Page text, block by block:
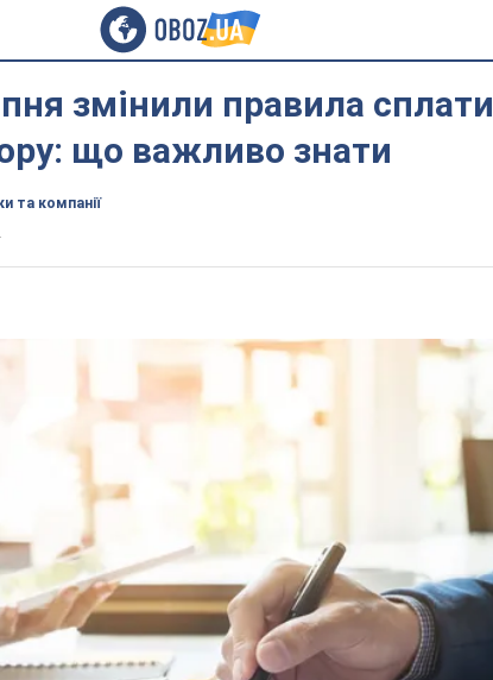
змінили правила сплати
що важливо знати
та компанії